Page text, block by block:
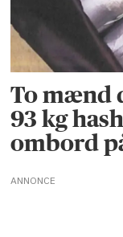
To mænd
93 kg
ombord
ANNONCE